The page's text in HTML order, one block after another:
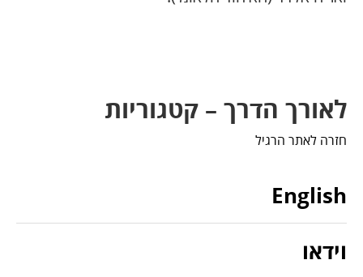
לאורך הדרך – קטגוריות
חזרה לאתר הרגיל
English
וידאו